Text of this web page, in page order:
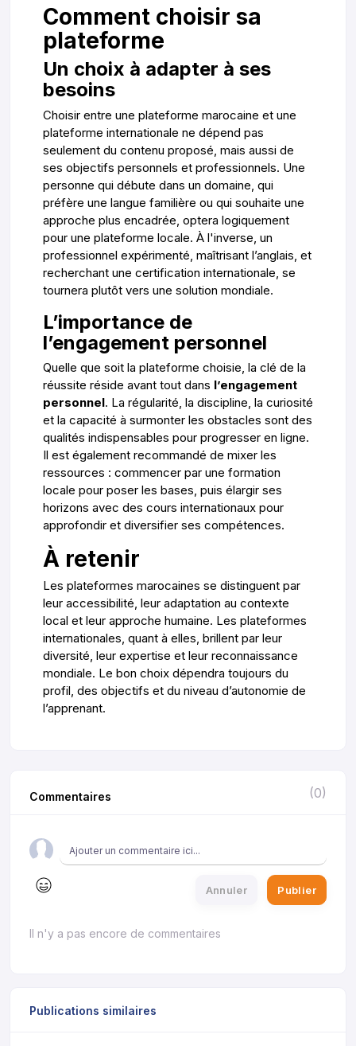
Comment choisir sa
plateforme
Un choix à adapter à ses
besoins
Choisir entre une plateforme marocaine et une
plateforme internationale ne dépend pas
seulement du contenu proposé, mais aussi de
ses objectifs personnels et professionnels. Une
personne qui débute dans un domaine, qui
préfère une langue familière ou qui souhaite une
approche plus encadrée, optera logiquement
pour une plateforme locale. À l'inverse, un
professionnel expérimenté, maîtrisant l’anglais, et
recherchant une certification internationale, se
tournera plutôt vers une solution mondiale.
L’importance de
l’engagement personnel
Quelle que soit la plateforme choisie, la clé de la
réussite réside avant tout dans l’engagement
personnel. La régularité, la discipline, la curiosité
et la capacité à surmonter les obstacles sont des
qualités indispensables pour progresser en ligne.
Il est également recommandé de mixer les
ressources : commencer par une formation
locale pour poser les bases, puis élargir ses
horizons avec des cours internationaux pour
approfondir et diversifier ses compétences.
À retenir
Les plateformes marocaines se distinguent par
leur accessibilité, leur adaptation au contexte
local et leur approche humaine. Les plateformes
internationales, quant à elles, brillent par leur
diversité, leur expertise et leur reconnaissance
mondiale. Le bon choix dépendra toujours du
profil, des objectifs et du niveau d’autonomie de
l’apprenant.
Commentaires (0)
Annuler Publier
Il n'y a pas encore de commentaires
Publications similaires